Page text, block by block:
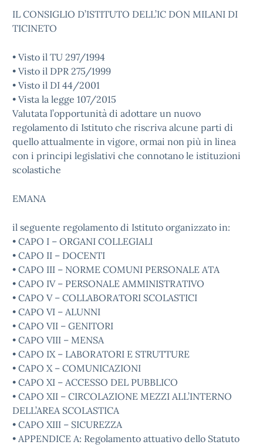
IL CONSIGLIO D’ISTITUTO DELL’IC DON MILANI DI
TICINETO
• Visto il TU 297/1994
• Visto il DPR 275/1999
• Visto il DI 44/2001
• Vista la legge 107/2015
Valutata l’opportunità di adottare un nuovo
regolamento di Istituto che riscriva alcune parti di
quello attualmente in vigore, ormai non più in linea
con i principi legislativi che connotano le istituzioni
scolastiche
EMANA
il seguente regolamento di Istituto organizzato in:
• CAPO I – ORGANI COLLEGIALI
• CAPO II – DOCENTI
• CAPO III – NORME COMUNI PERSONALE ATA
• CAPO IV – PERSONALE AMMINISTRATIVO
• CAPO V – COLLABORATORI SCOLASTICI
• CAPO VI – ALUNNI
• CAPO VII – GENITORI
• CAPO VIII – MENSA
• CAPO IX – LABORATORI E STRUTTURE
• CAPO X – COMUNICAZIONI
• CAPO XI – ACCESSO DEL PUBBLICO
• CAPO XII – CIRCOLAZIONE MEZZI ALL’INTERNO
DELL’AREA SCOLASTICA
• CAPO XIII – SICUREZZA
• APPENDICE A: Regolamento attuativo dello Statuto